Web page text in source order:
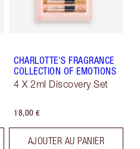
CHARLOTTE'S FRAGRANCE
COLLECTION OF EMOTIONS
4 X 2ml Discovery Set
18,00 €
AJOUTER AU PANIER